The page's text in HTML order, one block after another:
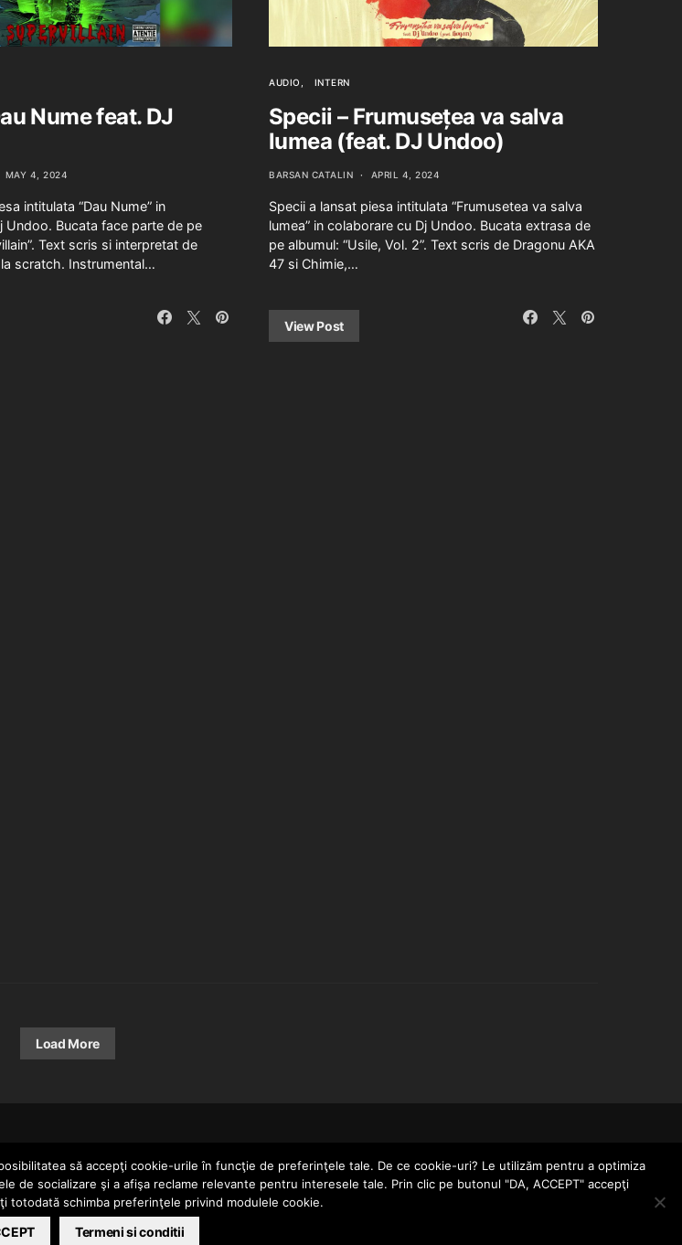
Nume feat. DJ
MAY 4, 2024
intitulata “Dau Nume” in
Undoo. Bucata face parte de pe
Text scris si interpretat de
scratch. Instrumental…
AUDIO INTERN
Specii – Frumusețea va salva
lumea (feat. DJ Undoo)
BARSAN CATALIN APRIL 4, 2024
Specii a lansat piesa intitulata “Frumusetea va salva
lumea” in colaborare cu Dj Undoo. Bucata extrasa de
pe albumul: “Usile, Vol. 2”. Text scris de Dragonu AKA
47 si Chimie,…
View Post
Load More
HOME CONTACT POLITICĂ DE CONFIDENȚIALITATE
să accepţi cookie-urile în funcţie de preferinţele tale. De ce cookie-uri? Le utilizăm pentru a optimiza
socializare şi a afişa reclame relevante pentru interesele tale. Prin clic pe butonul "DA, ACCEPT" accepţi
totodată schimba preferinţele privind modulele cookie.
Termeni si conditii